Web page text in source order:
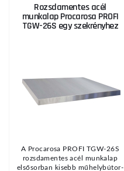
Rozsdamentes acél
munkalap Procarosa PROFI
TGW-26S egy szekrényhez
A Procarosa PROFI TGW-26S
rozsdamentes acél munkalap
elsősorban kisebb műhelybútor-